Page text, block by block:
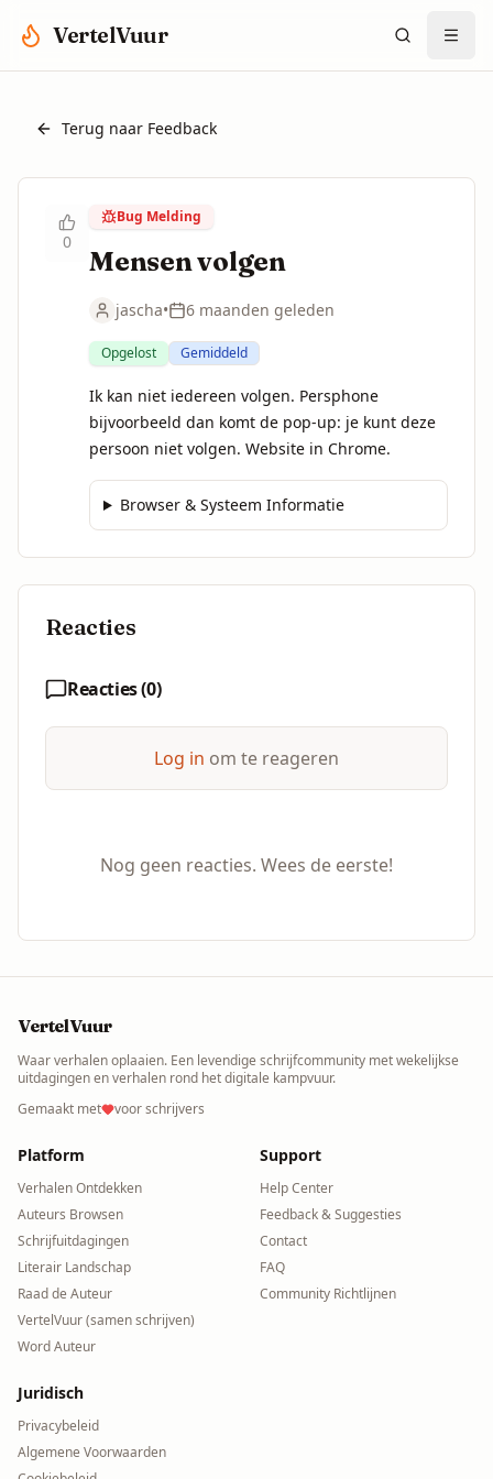
VertelVuur
Terug naar Feedback
0
Bug Melding
Mensen volgen
jascha• 6 maanden geleden
Opgelost Gemiddeld
Ik kan niet iedereen volgen. Persphone
bijvoorbeeld dan komt de pop-up: je kunt deze
persoon niet volgen. Website in Chrome.
Browser & Systeem Informatie
Reacties
Reacties (0)
Log in om te reageren
Nog geen reacties. Wees de eerste!
VertelVuur
Waar verhalen oplaaien. Een levendige schrijfcommunity met wekelijkse
uitdagingen en verhalen rond het digitale kampvuur.
Gemaakt met
voor schrijvers
Platform
Verhalen Ontdekken
Auteurs Browsen
Schrijfuitdagingen
Literair Landschap
Raad de Auteur
VertelVuur (samen schrijven)
Word Auteur
Support
Help Center
Feedback & Suggesties
Contact
FAQ
Community Richtlijnen
Juridisch
Privacybeleid
Algemene Voorwaarden